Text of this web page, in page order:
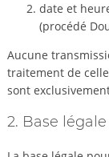
date et
(procédé
Aucune
traitement de
sont
2. Base